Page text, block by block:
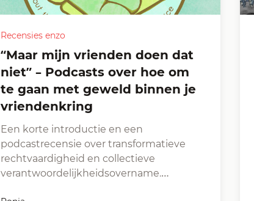
Recensies enzo
“Maar mijn vrienden doen dat
niet” – Podcasts over hoe om
te gaan met geweld binnen je
vriendenkring
Een korte introductie en een
podcastrecensie over transformatieve
rechtvaardigheid en collectieve
verantwoordelijkheidsovername.…